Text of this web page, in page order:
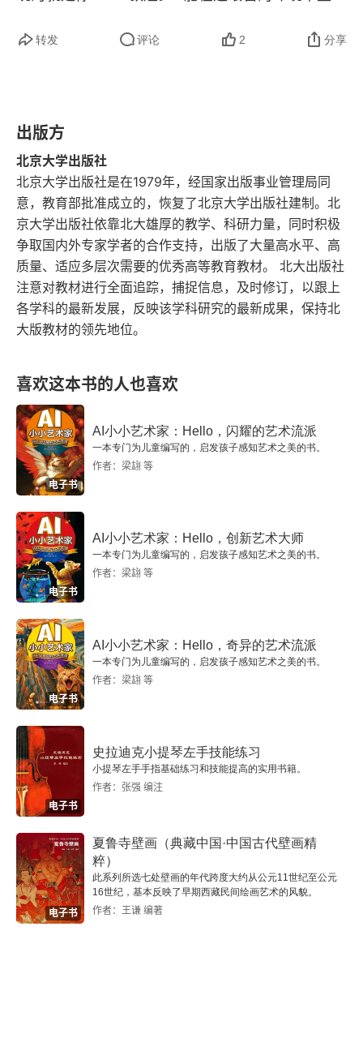
二 筹备京展
三 接待周总理参观展览
四 人民的表彰
第七章 保护与研究
二 考察麦积山、炳灵寺和新疆石窟
三 保护敦煌明珠
四 大规模的临摹与研究
第八章 飞天传友谊
一 敦煌艺术展在日本
二 难忘的回忆
煌的守护者，致敬先辈！
转发 评论 2 分享
出版方
北京大学出版社
北京大学出版社是在1979年，经国家出版事业管理局同
意，教育部批准成立的，恢复了北京大学出版社建制。北
京大学出版社依靠北大雄厚的教学、科研力量，同时积极
争取国内外专家学者的合作支持，出版了大量高水平、高
质量、适应多层次需要的优秀高等教育教材。 北大出版社
注意对教材进行全面追踪，捕捉信息，及时修订，以跟上
各学科的最新发展，反映该学科研究的最新成果，保持北
大版教材的领先地位。
喜欢这本书的人也喜欢
电子书
AI小小艺术家：Hello，闪耀的艺术流派
一本专门为儿童编写的，启发孩子感知艺术之美的书。
作者：梁翃 等
电子书
AI小小艺术家：Hello，创新艺术大师
一本专门为儿童编写的，启发孩子感知艺术之美的书。
作者：梁翃 等
电子书
AI小小艺术家：Hello，奇异的艺术流派
一本专门为儿童编写的，启发孩子感知艺术之美的书。
作者：梁翃 等
电子书
史拉迪克小提琴左手技能练习
小提琴左手手指基础练习和技能提高的实用书籍。
作者：张强 编注
电子书
夏鲁寺壁画（典藏中国·中国古代壁画精
粹）
此系列所选七处壁画的年代跨度大约从公元11世纪至公元
16世纪，基本反映了早期西藏民间绘画艺术的风貌。
作者：王谦 编著